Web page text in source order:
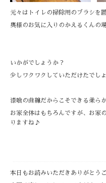
元々はトイレの掃除用のブラシを
奥様のお気に入りのかえるくんの
いかがでしょうか？
少しワクワクしていただけたでし
漆喰の曲線だからこそできる柔ら
お家全体はもちろんですが、お家
りますね♪
本日もお読みいただきありがとう